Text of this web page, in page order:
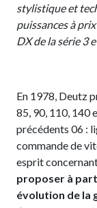
stylistique et
puissances à
DX de la série 3
En 1978, Deutz
85, 90, 110, 140
précédents 06 :
commande de
esprit
proposer à
évolution de la